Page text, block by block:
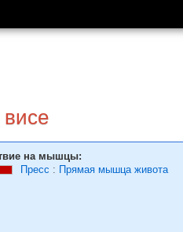
на мышцы:
Пресс : Прямая мышца живота